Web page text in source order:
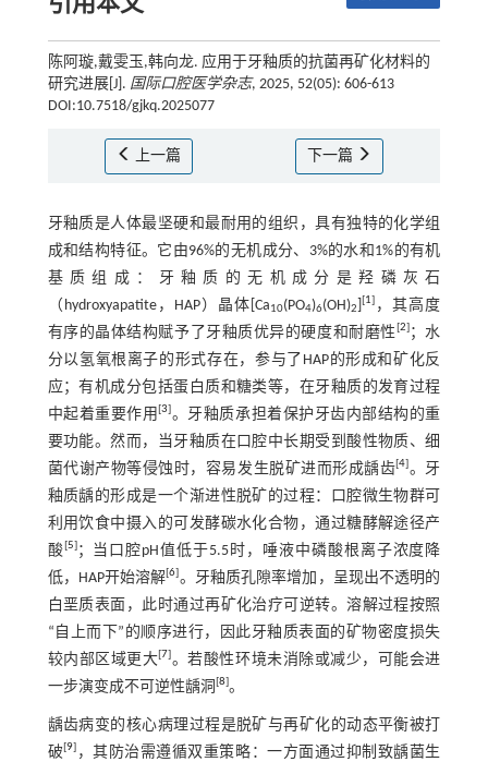
陈阿璇,戴雯玉,韩向龙. 应用于牙釉质的抗菌再矿化材料的
研究进展[J]. 国际口腔医学杂志, 2025, 52(05): 606-613
DOI:10.7518/gjkq.2025077
上一篇 下一篇
牙釉质是人体最坚硬和最耐用的组织，具有独特的化学组
成和结构特征。它由96%的无机成分、3%的水和1%的有机
基质组成：牙釉质的无机成分是羟磷灰石
（hydroxyapatite，HAP）晶体[Ca10(PO4)6(OH)2 ] 1
，其高度
有序的晶体结构赋予了牙釉质优异的硬度和耐磨性 2 ；水
分以氢氧根离子的形式存在，参与了HAP的形成和矿化反
应；有机成分包括蛋白质和糖类等，在牙釉质的发育过程
中起着重要作用 [3 。牙釉质承担着保护牙齿内部结构的重
要功能。然而，当牙釉质在口腔中长期受到酸性物质、细
菌代谢产物等侵蚀时，容易发生脱矿进而形成龋齿 [4 。牙
釉质龋的形成是一个渐进性脱矿的过程：口腔微生物群可
利用饮食中摄入的可发酵碳水化合物，通过糖酵解途径产
酸 5 ；当口腔pH值低于5.5时，唾液中磷酸根离子浓度降
低，HAP开始溶解 [6 。牙釉质孔隙率增加，呈现出不透明的
白垩质表面，此时通过再矿化治疗可逆转。溶解过程按照
“自上而下”的顺序进行，因此牙釉质表面的矿物密度损失
较内部区域更大 7 。若酸性环境未消除或减少，可能会进
一步演变成不可逆性龋洞 8 。
龋齿病变的核心病理过程是脱矿与再矿化的动态平衡被打
破 [9 ，其防治需遵循双重策略：一方面通过抑制致龋菌生